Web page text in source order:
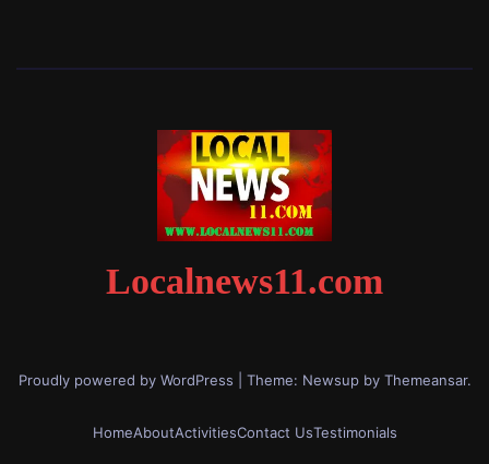
Localnews11.com
Proudly powered by WordPress Theme: Newsup by Themeansar.
HomeAboutActivitiesContact UsTestimonials